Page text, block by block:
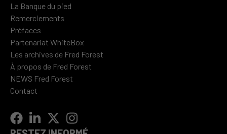
La Banque du pied
Remerciements
Préfaces
Partenariat WhiteBox
Les archives de Fred Forest
À propos de Fred Forest
NEWS Fred Forest
Contact